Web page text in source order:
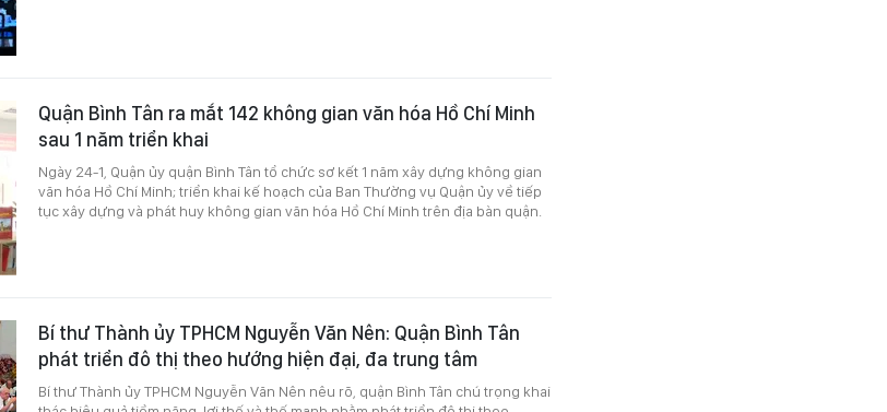
Quận Bình Tân ra mắt 142 không gian văn hóa Hồ Chí Minh
sau 1 năm triển khai
Ngày 24-1, Quận ủy quận Bình Tân tổ chức sơ kết 1 năm xây dựng không gian
văn hóa Hồ Chí Minh; triển khai kế hoạch của Ban Thường vụ Quận ủy về tiếp
tục xây dựng và phát huy không gian văn hóa Hồ Chí Minh trên địa bàn quận.
Bí thư Thành ủy TPHCM Nguyễn Văn Nên: Quận Bình Tân
phát triển đô thị theo hướng hiện đại, đa trung tâm
Bí thư Thành ủy TPHCM Nguyễn Văn Nên nêu rõ, quận Bình Tân chú trọng khai